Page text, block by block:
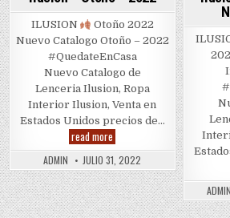
ILUSION
Otoño 2022
Nuevo Catalogo Otoño – 2022
#QuedateEnCasa
Nuevo Catalogo de
Lenceria Ilusion, Ropa
Interior Ilusion, Venta en
Estados Unidos precios de…
read more
–
Otoño
–
2022
ADMIN JULIO 31, 2022
ADMIN